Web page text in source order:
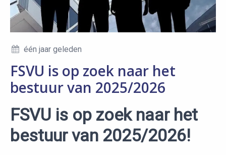
één jaar geleden
FSVU is op zoek naar het
bestuur van 2025/2026
FSVU is op zoek naar het
bestuur van 2025/2026!